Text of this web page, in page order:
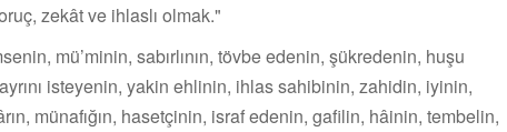
zekât ve ihlaslı olmak."
mü’minin, sabırlının, tövbe edenin, şükredenin, huşu
isteyenin, yakin ehlinin, ihlas sahibinin, zahidin, iyinin,
münafığın, hasetçinin, israf edenin, gafilin, hâinin, tem­belin,